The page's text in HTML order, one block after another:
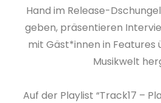
Hand im Release-
geben, präsentieren
mit Gäst*innen in Features
Musikwelt
Auf der Playlist “Track17 –